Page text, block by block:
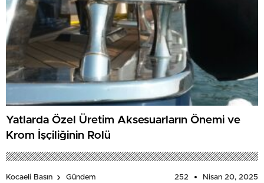
Yatlarda Özel Üretim Aksesuarların Önemi ve
Krom İşçiliğinin Rolü
Kocaeli Basın Gündem 252 Nisan 20, 2025